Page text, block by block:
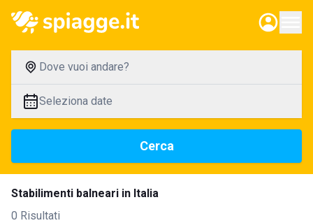
Dove vuoi andare?
Seleziona date
Cerca
Stabilimenti balneari in Italia
0 Risultati